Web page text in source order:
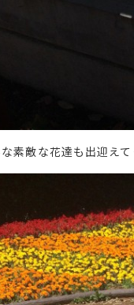
な素敵な花達も出迎え